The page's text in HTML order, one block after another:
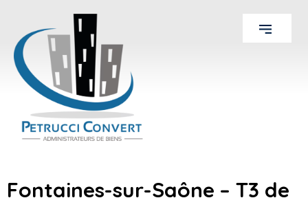
Fontaines-sur-Saône – T3 de